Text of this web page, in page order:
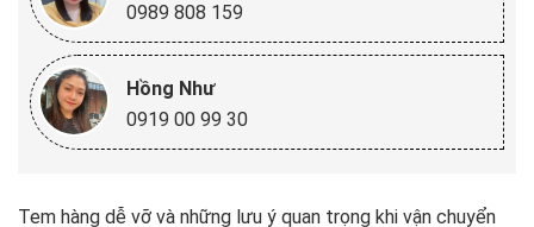
0989 808 159
Hồng Như
0919 00 99 30
Tem hàng dễ vỡ và những lưu ý quan trọng khi vận chuyển